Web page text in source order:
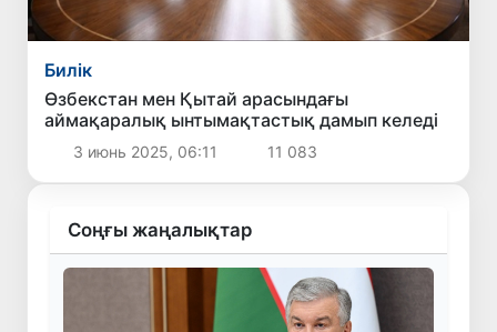
Билік
Өзбекстан мен Қытай арасындағы
аймақаралық ынтымақтастық дамып келеді
3 июнь 2025, 06:11 11 083
Соңғы жаңалықтар